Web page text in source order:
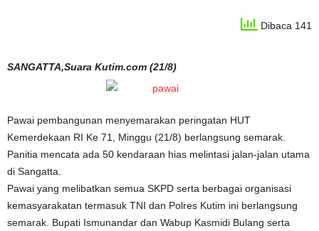
Dibaca 141
SANGATTA,Suara Kutim.com (21/8)
Pawai pembangunan menyemarakan peringatan HUT
Kemerdekaan RI Ke 71, Minggu (21/8) berlangsung semarak.
Panitia mencata ada 50 kendaraan hias melintasi jalan-jalan utama
di Sangatta.
Pawai yang melibatkan semua SKPD serta berbagai organisasi
kemasyarakatan termasuk TNI dan Polres Kutim ini berlangsung
semarak. Bupati Ismunandar dan Wabup Kasmidi Bulang serta